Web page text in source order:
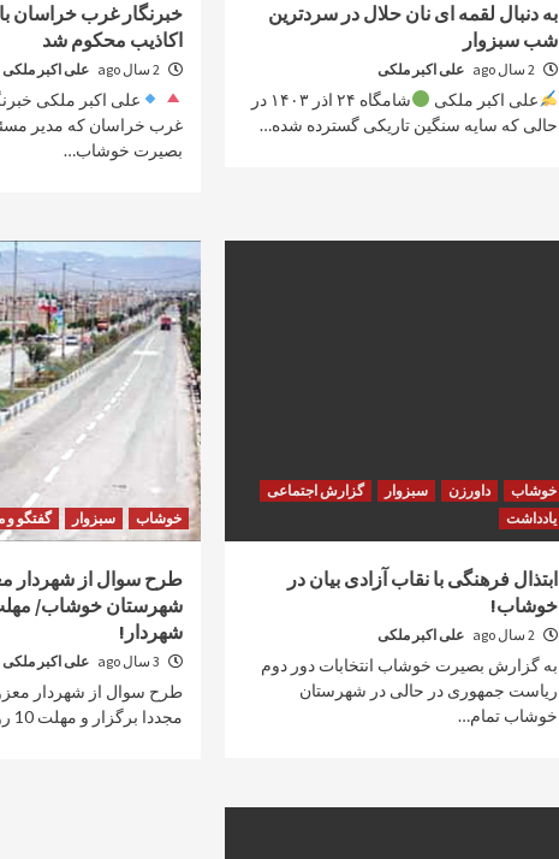
به دنبال لقمه ای نان حلال در سردترین
شب سبزوار
2 سال ago علی اکبر ملکی
علی اکبر ملکی
شامگاه ۲۴ اذر ۱۴۰۳ در
حالی که سایه سنگین تاریکی گسترده شده…
خبرنگار غرب خراسان
اکاذیب محکوم شد
2 سال ago علی اکبر ملکی
علی اکبر ملکی
غرب خراسان که مدیر
بصیرت خوشاب…
خوشاب داورزن سبزوار
گزارش اجتماعی
یادداشت
ابتذال فرهنگی با نقاب آزادی بیان در
خوشاب!
2 سال ago علی اکبر ملکی
به گزارش بصیرت خوشاب انتخابات دور دوم
ریاست جمهوری در حالی در شهرستان
خوشاب تمام…
خوشاب سبزوار گفتگو و
طرح سوال از شهردار
شهردار!
علی اکبر ملکی
طرح سوال از شهردار
مجددا برگزار و مهلت 10 روزه برای وی…